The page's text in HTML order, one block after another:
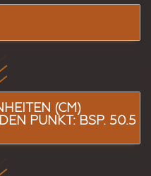
(CM)
PUNKT: BSP. 50.5